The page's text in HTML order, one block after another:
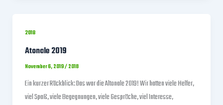
2018
Atonale 2019
November 6, 2019/2018
Ein kurzer Rückblick: Das war die Altonale 2019!​ Wir hatten viele Helfer,
viel Spaß, viele Begegnungen, viele Gespräche, viel Interesse,